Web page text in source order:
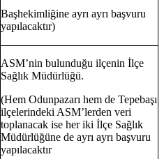
Başhekimliğine ayrı ayrı başvuru
yapılacaktır)
ASM’nin bulunduğu ilçenin İlçe
Sağlık Müdürlüğü.
(Hem Odunpazarı hem de Tepebaşı
ilçelerindeki ASM’lerden veri
toplanacak ise her iki İlçe Sağlık
Müdürlüğüne de ayrı ayrı başvuru
yapılacaktır